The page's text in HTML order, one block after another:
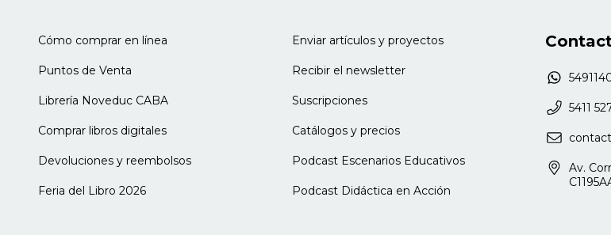
Cómo comprar en línea
Puntos de Venta
Librería Noveduc CABA
Comprar libros digitales
Devoluciones y reembolsos
Feria del Libro 2026
Enviar artículos y proyectos
Recibir el newsletter
Suscripciones
Catálogos y precios
Podcast Escenarios Educativos
Podcast Didáctica en Acción
5411
Av.